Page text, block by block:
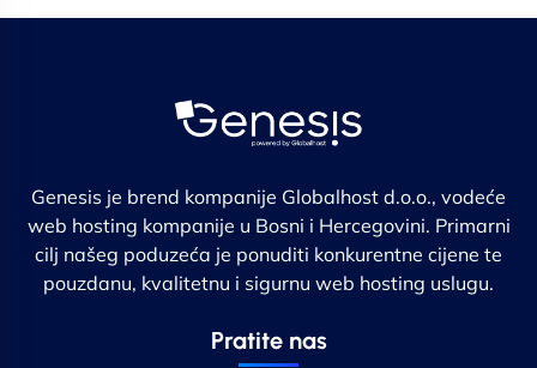
Genesis je brend kompanije Globalhost d.o.o., vodeće
web hosting kompanije u Bosni i Hercegovini. Primarni
cilj našeg poduzeća je ponuditi konkurentne cijene te
pouzdanu, kvalitetnu i sigurnu web hosting uslugu.
Pratite nas